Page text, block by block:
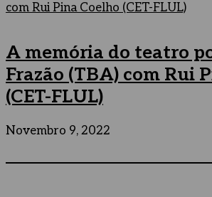
A memória do teatro
Frazão (TBA) com Rui
(CET-FLUL)
Novembro 9, 2022